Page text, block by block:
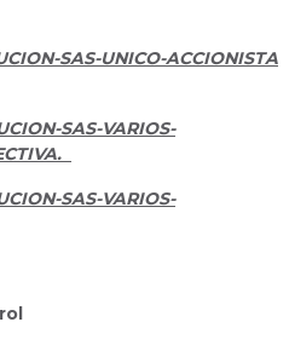
SAS-UNICO-ACCIONISTA
SAS-VARIOS-
SAS-VARIOS-